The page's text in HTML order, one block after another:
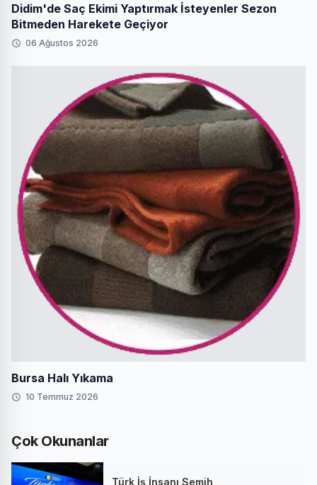
Didim'de Saç Ekimi Yaptırmak İsteyenler Sezon
Bitmeden Harekete Geçiyor
06 Ağustos 2026
Bursa Halı Yıkama
10 Temmuz 2026
Çok Okunanlar
Türk İş İnsanı Semih